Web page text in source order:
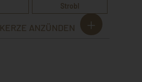
Strobl
KERZE ANZÜNDEN